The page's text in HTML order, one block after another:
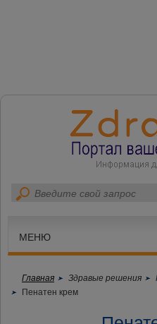
МЕНЮ
Главная Здравые решения
Пенатен крем